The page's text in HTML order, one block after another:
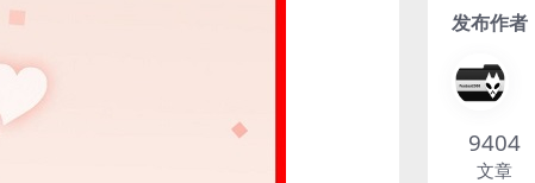
发布作者
9404
文章